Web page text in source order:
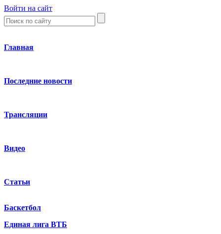
Войти на сайт
Главная
Последние новости
Трансляции
Видео
Статьи
Баскетбол
Единая лига ВТБ